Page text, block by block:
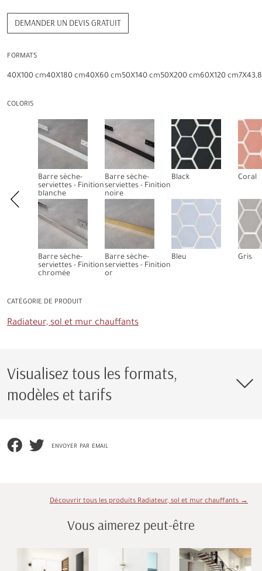
DEMANDER UN DEVIS GRATUIT
FORMATS
40X100 cm40X180 cm40X60 cm50X140 cm50X200 cm60X120 cm
COLORIS
Barre sèche-
serviettes - Finition
blanche
Barre sèche-
serviettes - Finition
chromée
Barre sèche-
serviettes - Finition
noire
Barre sèche-
serviettes - Finition
or
Black
Bleu
Coral
Gris
CATÉGORIE DE PRODUIT
Radiateur, sol et mur chauffants
Visualisez tous les formats,
modèles et tarifs
envoyer par email
Découvrir tous les produits Radiateur, sol et mur chauffants →
Vous aimerez peut-être